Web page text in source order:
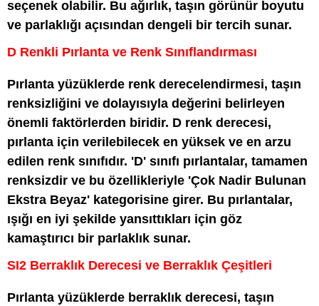
seçenek olabilir. Bu ağırlık, taşın görünür boyutu
ve parlaklığı açısından dengeli bir tercih sunar.
D Renkli Pırlanta ve Renk Sınıflandırması
Pırlanta yüzüklerde renk derecelendirmesi, taşın
renksizliğini ve dolayısıyla değerini belirleyen
önemli faktörlerden biridir. D renk derecesi,
pırlanta için verilebilecek en yüksek ve en arzu
edilen renk sınıfıdır. 'D' sınıfı pırlantalar, tamamen
renksizdir ve bu özellikleriyle 'Çok Nadir Bulunan
Ekstra Beyaz' kategorisine girer. Bu pırlantalar,
ışığı en iyi şekilde yansıttıkları için göz
kamaştırıcı bir parlaklık sunar.
SI2 Berraklık Derecesi ve Berraklık Çeşitleri
Pırlanta yüzüklerde berraklık derecesi, taşın